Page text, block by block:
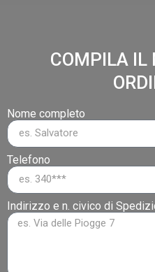
COMPILA IL
Nome completo
Telefono
Indirizzo e n. civico di